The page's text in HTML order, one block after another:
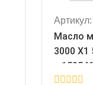
Масло
3000 X1
л 150546